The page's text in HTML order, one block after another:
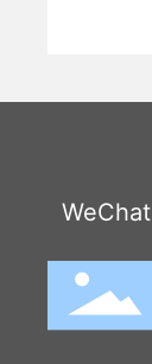
WeChat